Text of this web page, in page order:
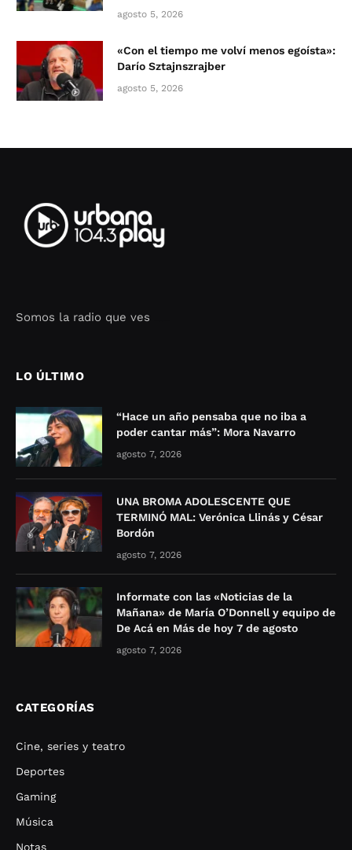
agosto 5, 2026
«Con el tiempo me volví menos egoísta»:
Darío Sztajnszrajber
agosto 5, 2026
Somos la radio que ves
LO ÚLTIMO
“Hace un año pensaba que no iba a
poder cantar más”: Mora Navarro
agosto 7, 2026
UNA BROMA ADOLESCENTE QUE
TERMINÓ MAL: Verónica Llinás y César
Bordón
agosto 7, 2026
Informate con las «Noticias de la
Mañana» de María O’Donnell y equipo de
De Acá en Más de hoy 7 de agosto
agosto 7, 2026
CATEGORÍAS
Cine, series y teatro
Deportes
Gaming
Música
Notas